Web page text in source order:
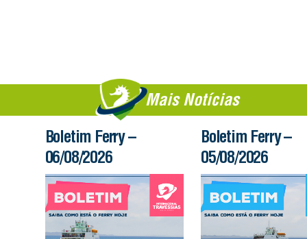
Mais Notícias
Boletim Ferry –
06/08/2026
Boletim Ferry –
05/08/2026